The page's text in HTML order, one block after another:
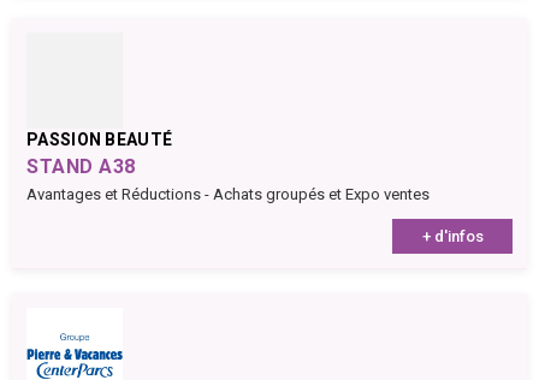
PASSION BEAUTÉ
STAND A38
Avantages et Réductions - Achats groupés et Expo ventes
+ d'infos